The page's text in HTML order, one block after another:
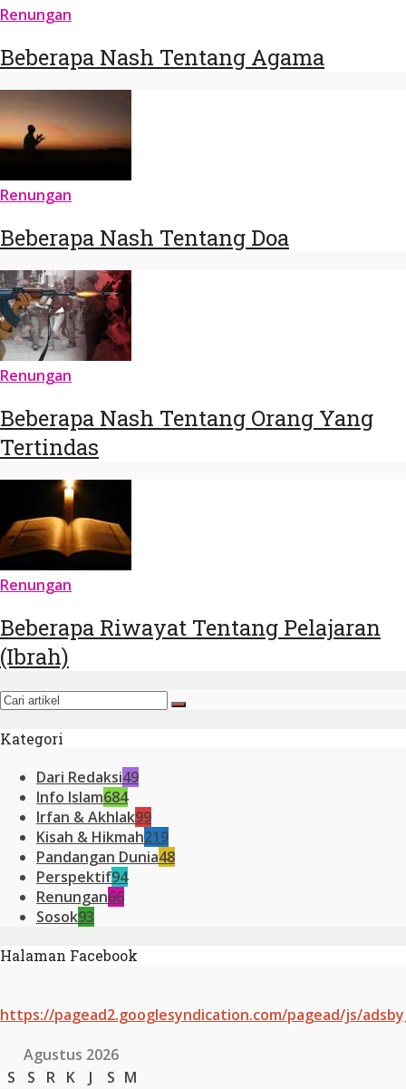
Renungan
Beberapa Nash Tentang Agama
Renungan
Beberapa Nash Tentang Doa
Renungan
Beberapa Nash Tentang Orang Yang
Tertindas
Renungan
Beberapa Riwayat Tentang Pelajaran
(Ibrah)
Kategori
Dari Redaksi49
Info Islam684
Irfan & Akhlak99
Kisah & Hikmah219
Pandangan Dunia48
Perspektif94
Renungan66
Sosok93
Halaman Facebook
https://pagead2.googlesyndication.com/pagead/js/
Agustus 2026
S
S R K J S M